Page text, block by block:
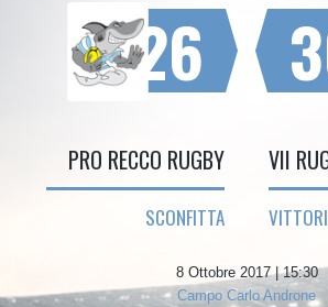
26
PRO RECCO RUGBY
SCONFITTA
VII
8 Ottobre 2017 | 15:30
Campo Carlo Androne